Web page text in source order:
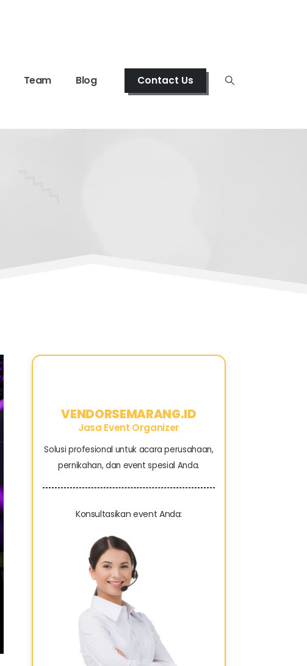
Team Blog Contact Us
VENDORSEMARANG.ID
Jasa Event Organizer
Solusi profesional untuk acara perusahaan,
pernikahan, dan event spesial Anda.
Konsultasikan event Anda: